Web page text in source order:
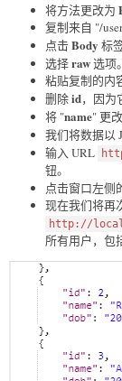
将方法更改为
复制来自 "/
点击Body 标
选择raw选项
粘贴复制的内
删除id，因为
将 "name" 更
我们将数据以
输入 URL
钮。
点击窗口左侧
现在我们将再
http://
所有用户，包